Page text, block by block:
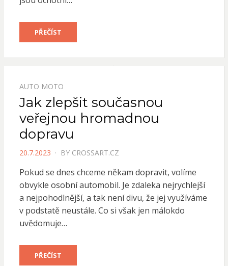
PŘEČÍST
AUTO MOTO
Jak zlepšit současnou
veřejnou hromadnou
dopravu
POSTED
20.7.2023 BY CROSSART.CZ
Pokud se dnes chceme někam dopravit, volíme
obvykle osobní automobil. Je zdaleka nejrychlejší
a nejpohodlnější, a tak není divu, že jej využíváme
v podstatě neustále. Co si však jen málokdo
uvědomuje…
PŘEČÍST